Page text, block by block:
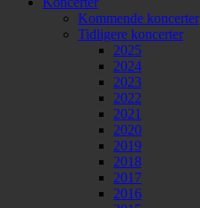
Kommende koncerter
Tidligere koncerter
2025
2024
2023
2022
2021
2020
2019
2018
2017
2016